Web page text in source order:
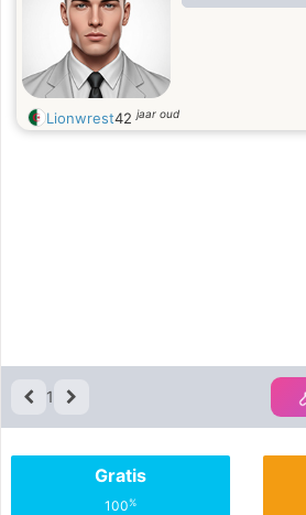
Lionwrest42jaar oud
1
Gratis
100%